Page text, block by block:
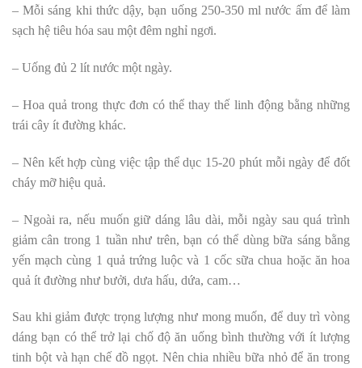
– Mỗi sáng khi thức dậy, bạn uống 250-350 ml nước ấm để làm
sạch hệ tiêu hóa sau một đêm nghỉ ngơi.
– Uống đủ 2 lít nước một ngày.
– Hoa quả trong thực đơn có thể thay thế linh động bằng những
trái cây ít đường khác.
– Nên kết hợp cùng việc tập thể dục 15-20 phút mỗi ngày để đốt
cháy mỡ hiệu quả.
– Ngoài ra, nếu muốn giữ dáng lâu dài, mỗi ngày sau quá trình
giảm cân trong 1 tuần như trên, bạn có thể dùng bữa sáng bằng
yến mạch cùng 1 quả trứng luộc và 1 cốc sữa chua hoặc ăn hoa
quả ít đường như bưởi, dưa hấu, dứa, cam…
Sau khi giảm được trọng lượng như mong muốn, để duy trì vòng
dáng bạn có thể trở lại chố độ ăn uống bình thường với ít lượng
tinh bột và hạn chế đồ ngọt. Nên chia nhiều bữa nhỏ để ăn trong